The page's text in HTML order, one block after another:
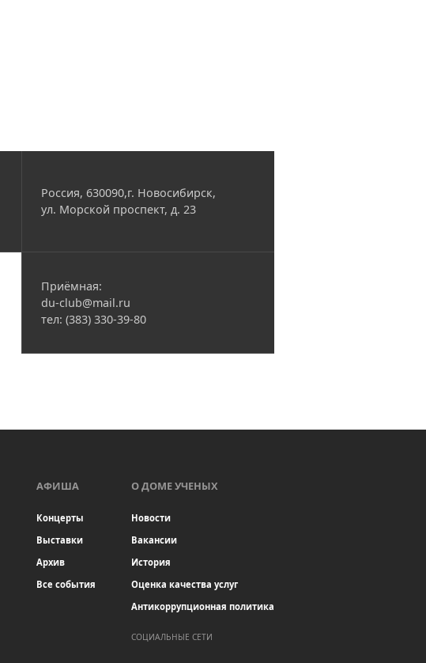
Россия, 630090,г. Новосибирск,
ул. Морской проспект, д. 23
Приёмная:
du-club@mail.ru
тел: (383) 330-39-80
АФИША
Концерты
Выставки
Архив
Все события
О ДОМЕ УЧЕНЫХ
Новости
Вакансии
История
Оценка качества услуг
Антикоррупционная политика
СОЦИАЛЬНЫЕ СЕТИ